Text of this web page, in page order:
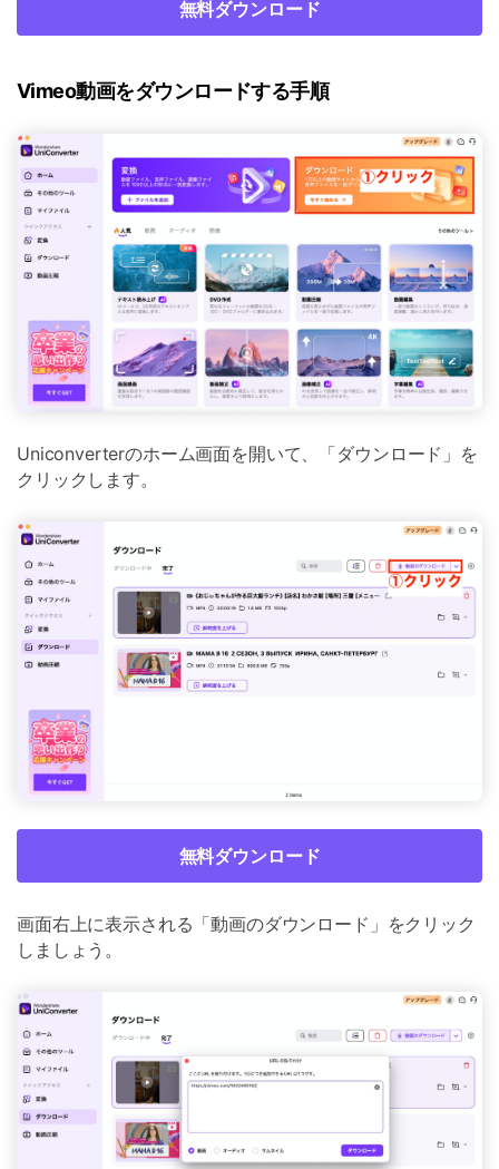
無料ダウンロード
Vimeo動画をダウンロードする手順
Uniconverterのホーム画面を開いて、「ダウンロード」を
クリックします。
無料ダウンロード
画面右上に表示される「動画のダウンロード」をクリック
しましょう。